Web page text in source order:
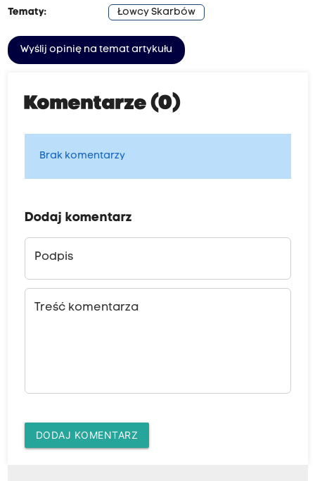
Tematy: Łowcy Skarbów
Wyślij opinię na temat artykułu
Komentarze (0)
Brak komentarzy
Dodaj komentarz
Podpis
Treść komentarza
DODAJ KOMENTARZ